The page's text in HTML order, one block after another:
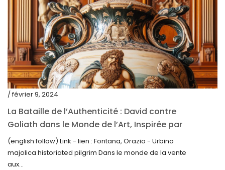
septembre 2023
août 2023
juillet 2023
juin 2023
mai 2023
avril 2023
mars 2023
février 2023
janvier 2023
/ février 9, 2024
La Bataille de l’Authenticité : David contre
Goliath dans le Monde de l’Art, Inspirée par
la Découverte de la Gourde en Majolique
d’Urbino
(english follow) Link - lien : Fontana, Orazio - Urbino
majolica historiated pilgrim Dans le monde de la vente
aux...